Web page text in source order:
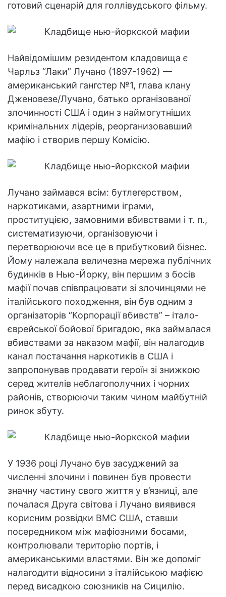
готовий сценарій для голлівудського фільму.
Найвідомішим резидентом кладовища є
Чарльз “Лаки” Лучано (1897-1962) —
американський гангстер №1, глава клану
Дженовезе/Лучано, батько організованої
злочинності США і один з наймогутніших
кримінальних лідерів, реорганизовавший
мафію і створив першу Комісію.
Лучано займався всім: бутлегерством,
наркотиками, азартними іграми,
проституцією, замовними вбивствами і т. п.,
систематизуючи, організовуючи і
перетворюючи все це в прибутковий бізнес.
Йому належала величезна мережа публічних
будинків в Нью-Йорку, він першим з босів
мафії почав співпрацювати зі злочинцями не
італійського походження, він був одним з
організаторів “Корпорації вбивств” – італо-
єврейської бойової бригадою, яка займалася
вбивствами за наказом мафії, він налагодив
канал постачання наркотиків в США і
запропонував продавати героїн зі знижкою
серед жителів неблагополучних і чорних
районів, створюючи таким чином майбутній
ринок збуту.
У 1936 році Лучано був засуджений за
численні злочини і повинен був провести
значну частину свого життя у в’язниці, але
почалася Друга світова і Лучано виявився
корисним розвідки ВМС США, ставши
посередником між мафіозними босами,
контролювали територію портів, і
американськими властями. Він же допоміг
налагодити відносини з італійською мафією
перед висадкою союзників на Сицилію.